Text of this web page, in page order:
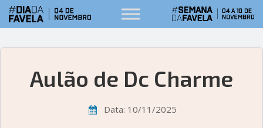
Aulão de Dc Charme
Data: 10/11/2025